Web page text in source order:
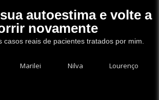
autoestima e volte a
novamente
casos reais de pacientes tratados por mim.